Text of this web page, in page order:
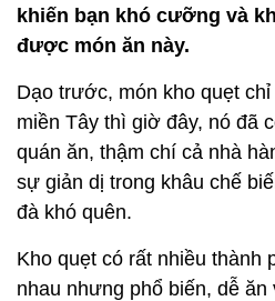
khiến bạn khó cưỡng và
được món ăn này.
Dạo trước, món kho quẹt
miền Tây thì giờ đây, nó đã
quán ăn, thậm chí cả nhà
sự giản dị trong khâu chế
đà khó quên.
Kho quẹt có rất nhiều thành
nhau nhưng phổ biến, dễ